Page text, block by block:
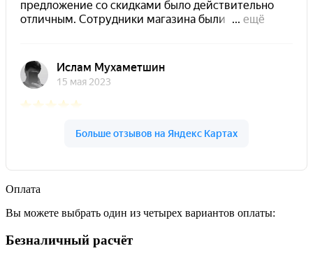
Оплата
Вы можете выбрать один из четырех вариантов оплаты:
Безналичный расчёт